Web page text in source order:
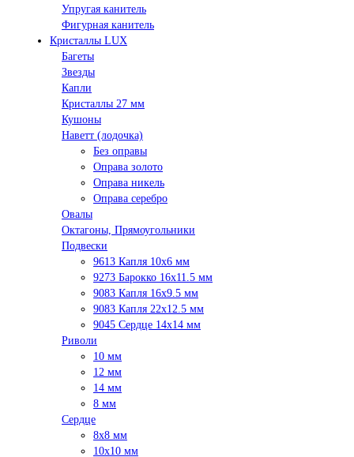
Упругая канитель
Фигурная канитель
Кристаллы LUX
Багеты
Звезды
Капли
Кристаллы 27 мм
Кушоны
Наветт (лодочка)
Без оправы
Оправа золото
Оправа никель
Оправа серебро
Овалы
Октагоны, Прямоугольники
Подвески
9613 Капля 10х6 мм
9273 Барокко 16x11.5 мм
9083 Капля 16x9.5 мм
9083 Капля 22x12.5 мм
9045 Сердце 14х14 мм
Риволи
10 мм
12 мм
14 мм
8 мм
Сердце
8х8 мм
10х10 мм